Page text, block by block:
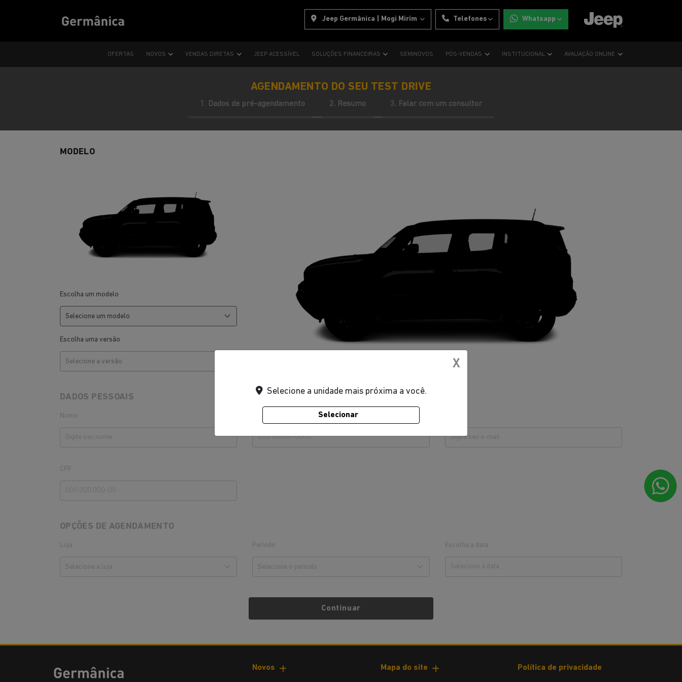
Jeep Germânica | Mogi Mirim Telefones Whatsapp
OFERTAS NOVOS VENDAS DIRETAS JEEP ACESSÍVEL SOLUÇÕES FINANCEIRAS SEMINOVOS PÓS-VENDAS INSTITUCIONAL AVALIAÇÃO ONLINE
AGENDAMENTO DO SEU TEST DRIVE
1. Dados de pré-agendamento 2. Resumo 3. Falar com um consultor
MODELO
Escolha um modelo
Escolha uma versão
DADOS PESSOAIS
Nome
CPF
OPÇÕES DE AGENDAMENTO
Loja Período Escolha a data
Continuar
Novos Mapa do site Política de privacidade
X
Selecione a unidade mais próxima a você.
Selecionar